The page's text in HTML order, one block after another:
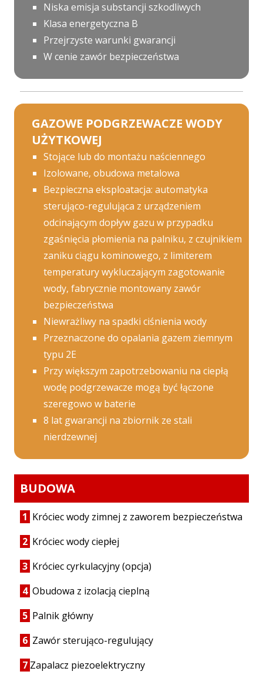
Niska emisja substancji szkodliwych
Klasa energetyczna B
Przejrzyste warunki gwarancji
W cenie zawór bezpieczeństwa
GAZOWE PODGRZEWACZE WODY
UŻYTKOWEJ
Stojące lub do montażu naściennego
Izolowane, obudowa metalowa
Bezpieczna eksploatacja: automatyka
sterująco-regulująca z urządzeniem
odcinającym dopływ gazu w przypadku
zgaśnięcia płomienia na palniku, z czujnikiem
zaniku ciągu kominowego, z limiterem
temperatury wykluczającym zagotowanie
wody, fabrycznie montowany zawór
bezpieczeństwa
Niewrażliwy na spadki ciśnienia wody
Przeznaczone do opalania gazem ziemnym
typu 2E
Przy większym zapotrzebowaniu na ciepłą
wodę podgrzewacze mogą być łączone
szeregowo w baterie
8 lat gwarancji na zbiornik ze stali
nierdzewnej
BUDOWA
1 Króciec wody zimnej z zaworem bezpieczeństwa
2 Króciec wody ciepłej
3 Króciec cyrkulacyjny (opcja)
4 Obudowa z izolacją cieplną
5 Palnik główny
6 Zawór sterująco-regulujący
7 Zapalacz piezoelektryczny